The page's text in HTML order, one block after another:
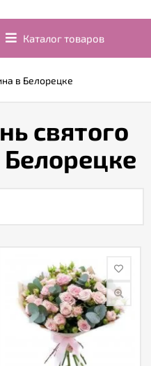
Каталог товаров
в Белорецке
святого